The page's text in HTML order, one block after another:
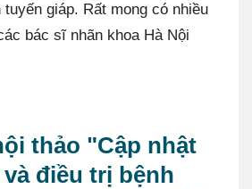
tuyến giáp. Rất mong có nhiều
bác sĩ nhãn khoa Hà Nội
thảo "Cập nhật
điều trị bệnh